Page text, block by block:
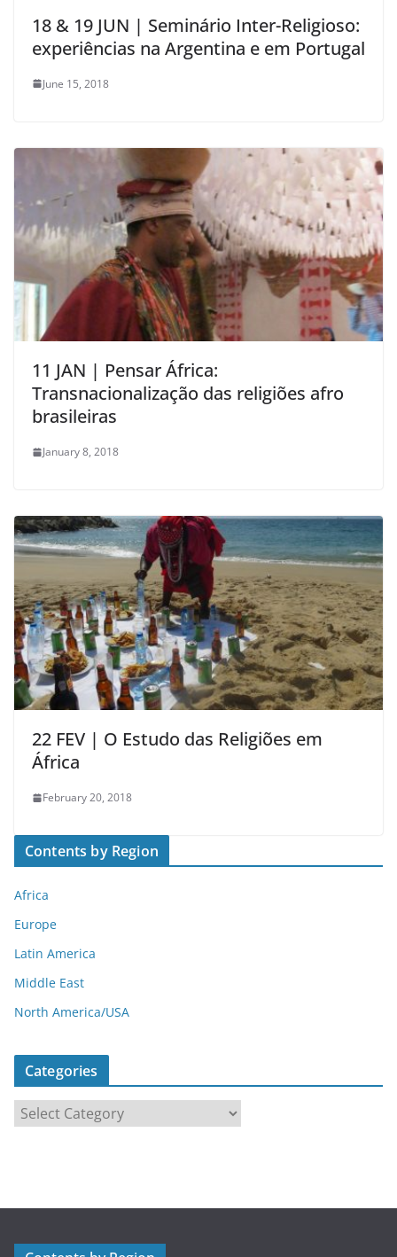
18 & 19 JUN | Seminário Inter-Religioso:
experiências na Argentina e em Portugal
June 15, 2018
11 JAN | Pensar África:
Transnacionalização das religiões afro
brasileiras
January 8, 2018
22 FEV | O Estudo das Religiões em
África
February 20, 2018
Contents by Region
Africa
Europe
Latin America
Middle East
North America/USA
Categories
a
r